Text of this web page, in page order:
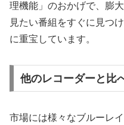
理機能」のおかげで、膨
見たい番組をすぐに見つ
に重宝しています。
他のレコーダーと比
市場には様々なブルーレ